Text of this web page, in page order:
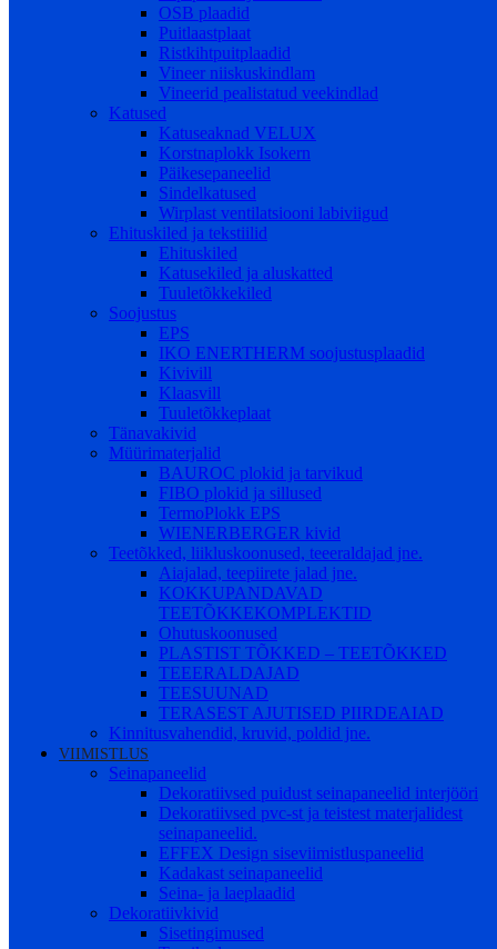
OSB plaadid
Puitlaastplaat
Ristkihtpuitplaadid
Vineer niiskuskindlam
Vineerid pealistatud veekindlad
Katused
Katuseaknad VELUX
Korstnaplokk Isokern
Päikesepaneelid
Sindelkatused
Wirplast ventilatsiooni labiviigud
Ehituskiled ja tekstiilid
Ehituskiled
Katusekiled ja aluskatted
Tuuletõkkekiled
Soojustus
EPS
IKO ENERTHERM soojustusplaadid
Kivivill
Klaasvill
Tuuletõkkeplaat
Tänavakivid
Müürimaterjalid
BAUROC plokid ja tarvikud
FIBO plokid ja sillused
TermoPlokk EPS
WIENERBERGER kivid
Teetõkked, liikluskoonused, teeeraldajad jne.
Aiajalad, teepiirete jalad jne.
KOKKUPANDAVAD
TEETÕKKEKOMPLEKTID
Ohutuskoonused
PLASTIST TÕKKED – TEETÕKKED
TEEERALDAJAD
TEESUUNAD
TERASEST AJUTISED PIIRDEAIAD
Kinnitusvahendid, kruvid, poldid jne.
VIIMISTLUS
Seinapaneelid
Dekoratiivsed puidust seinapaneelid interjööri
Dekoratiivsed pvc-st ja teistest materjalidest
seinapaneelid.
EFFEX Design siseviimistluspaneelid
Kadakast seinapaneelid
Seina- ja laeplaadid
Dekoratiivkivid
Sisetingimused